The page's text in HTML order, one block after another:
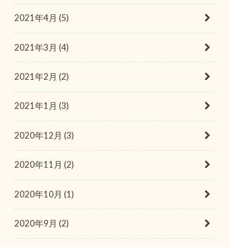
2021年4月 (5)
2021年3月 (4)
2021年2月 (2)
2021年1月 (3)
2020年12月 (3)
2020年11月 (2)
2020年10月 (1)
2020年9月 (2)